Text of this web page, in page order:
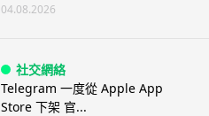
04.08.2026
社交網絡
Telegram 一度從 Apple App
Store 下架 官...